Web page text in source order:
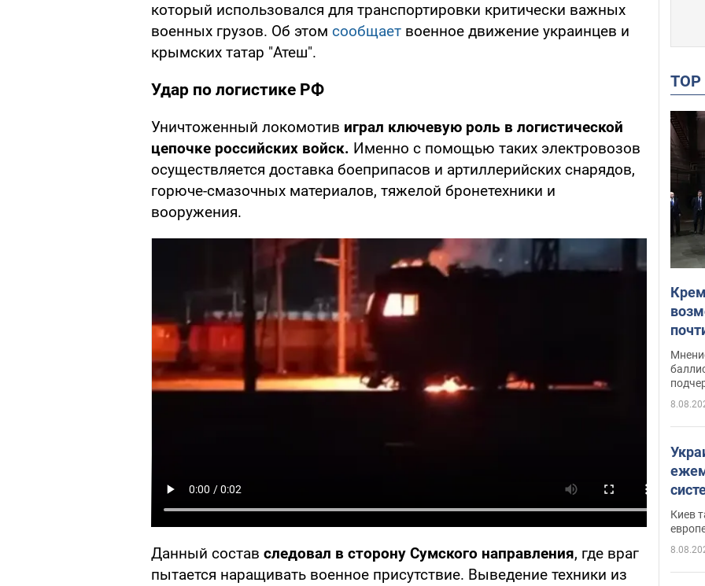
который использовался для транспортировки критически важных
военных грузов. Об этом сообщает военное движение украинцев и
крымских татар "Атеш".
Удар по логистике РФ
Уничтоженный локомотив играл ключевую роль в логистической
цепочке российских войск. Именно с помощью таких электровозов
осуществляется доставка боеприпасов и артиллерийских снарядов,
горюче-смазочных материалов, тяжелой бронетехники и
вооружения.
Данный состав следовал в сторону Сумского направления, где враг
пытается наращивать военное присутствие. Выведение техники из
Киев